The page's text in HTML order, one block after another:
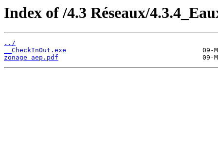
Index of /4.3 Réseaux/
../
__CheckInOut.exe
zonage aep.pdf